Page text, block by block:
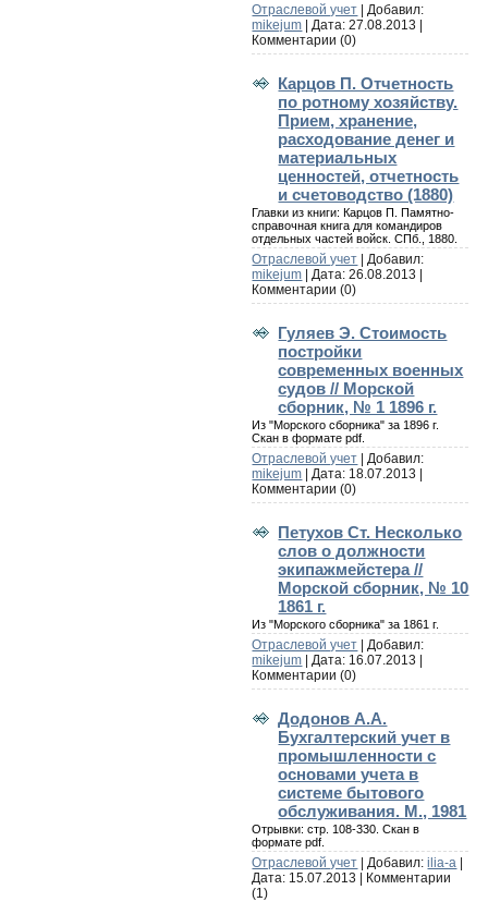
Отраслевой учет | Добавил:
mikejum | Дата:27.08.2013
Комментарии (0)
Карцов П. Отчетность
по ротному хозяйству.
Прием, хранение,
расходование денег и
материальных
ценностей, отчетность
и счетоводство (1880)
Главки из книги: Карцов П. Памятно-
справочная книга для командиров
отдельных частей войск. СПб., 1880.
Отраслевой учет | Добавил:
mikejum | Дата:26.08.2013
Комментарии (0)
Гуляев Э. Стоимость
постройки
современных военных
судов // Морской
сборник, № 1 1896 г.
Из "Морского сборника" за 1896 г.
Скан в формате pdf.
Отраслевой учет | Добавил:
mikejum | Дата: 18.07.2013
Комментарии (0)
Петухов Ст. Несколько
слов о должности
экипажмейстера //
Морской сборник, № 10
1861 г.
Из "Морского сборника" за 1861 г.
Отраслевой учет | Добавил:
mikejum | Дата: 16.07.2013
Комментарии (0)
Додонов А.А.
Бухгалтерский учет в
промышленности с
основами учета в
системе бытового
обслуживания. М., 1981
Отрывки: стр. 108-330. Скан в
формате pdf.
Отраслевой учет | Добавил:ilia-a
Дата: 15.07.2013
Комментарии
(1)